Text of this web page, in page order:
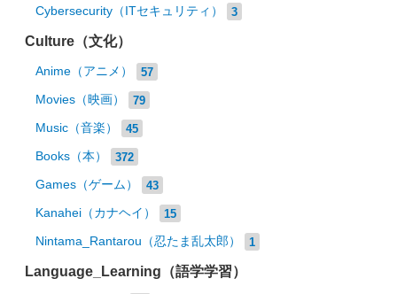
Cybersecurity（ITセキュリティ） 3
Culture（文化）
Anime（アニメ） 57
Movies（映画） 79
Music（音楽） 45
Books（本） 372
Games（ゲーム） 43
Kanahei（カナヘイ） 15
Nintama_Rantarou（忍たま乱太郎） 1
Language_Learning（語学学習）